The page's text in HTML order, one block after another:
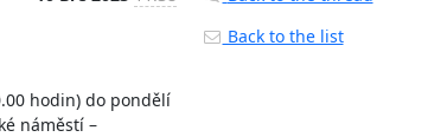
hodin) do pondělí
náměstí –
Back to the list